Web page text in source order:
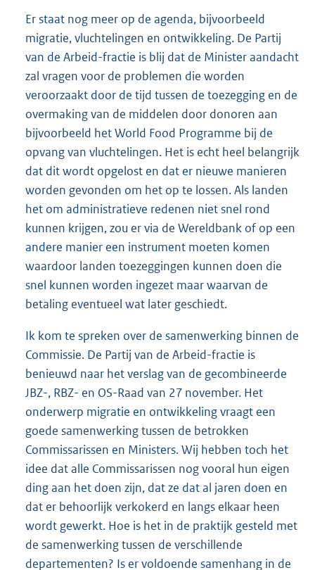
Er staat nog meer op de agenda, bijvoorbeeld
migratie, vluchtelingen en ontwikkeling. De Partij
van de Arbeid-fractie is blij dat de Minister aandacht
zal vragen voor de problemen die worden
veroorzaakt door de tijd tussen de toezegging en de
overmaking van de middelen door donoren aan
bijvoorbeeld het World Food Programme bij de
opvang van vluchtelingen. Het is echt heel belangrijk
dat dit wordt opgelost en dat er nieuwe manieren
worden gevonden om het op te lossen. Als landen
het om administratieve redenen niet snel rond
kunnen krijgen, zou er via de Wereldbank of op een
andere manier een instrument moeten komen
waardoor landen toezeggingen kunnen doen die
snel kunnen worden ingezet maar waarvan de
betaling eventueel wat later geschiedt.
Ik kom te spreken over de samenwerking binnen de
Commissie. De Partij van de Arbeid-fractie is
benieuwd naar het verslag van de gecombineerde
JBZ-, RBZ- en OS-Raad van 27 november. Het
onderwerp migratie en ontwikkeling vraagt een
goede samenwerking tussen de betrokken
Commissarissen en Ministers. Wij hebben toch het
idee dat alle Commissarissen nog vooral hun eigen
ding aan het doen zijn, dat ze dat al jaren doen en
dat er behoorlijk verkokerd en langs elkaar heen
wordt gewerkt. Hoe is het in de praktijk gesteld met
de samenwerking tussen de verschillende
departementen? Is er voldoende samenhang in de